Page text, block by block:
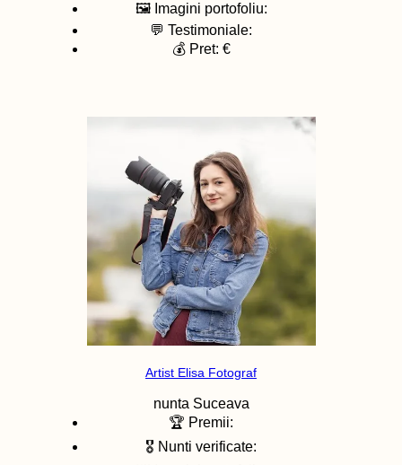
🖼️ Imagini portofoliu:
💬 Testimoniale:
💰 Pret: €
Artist Elisa Fotograf
nunta Suceava
🏆 Premii:
🎖️ Nunti verificate: